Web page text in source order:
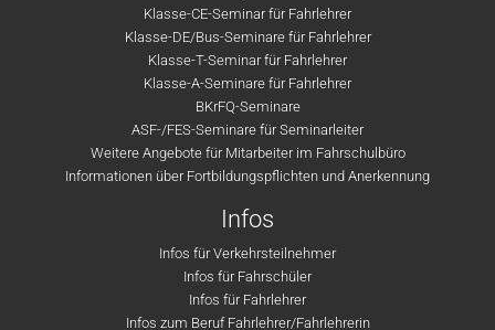
Klasse-CE-Seminar für Fahrlehrer
Klasse-DE/Bus-Seminare für Fahrlehrer
Klasse-T-Seminar für Fahrlehrer
Klasse-A-Seminare für Fahrlehrer
BKrFQ-Seminare
ASF-/FES-Seminare für Seminarleiter
Weitere Angebote für Mitarbeiter im Fahrschulbüro
Informationen über Fortbildungspflichten und Anerkennung
Infos
Infos für Verkehrsteilnehmer
Infos für Fahrschüler
Infos für Fahrlehrer
Infos zum Beruf Fahrlehrer/Fahrlehrerin